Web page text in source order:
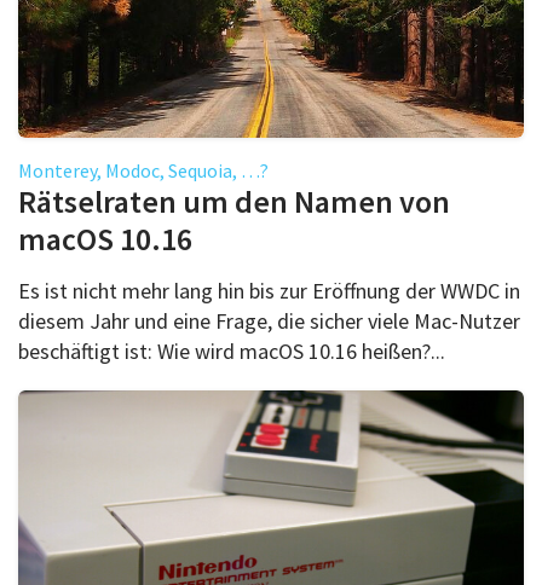
Monterey, Modoc, Sequoia, …?
Rätselraten um den Namen von
macOS 10.16
Es ist nicht mehr lang hin bis zur Eröffnung der WWDC in
diesem Jahr und eine Frage, die sicher viele Mac-Nutzer
beschäftigt ist: Wie wird macOS 10.16 heißen?...